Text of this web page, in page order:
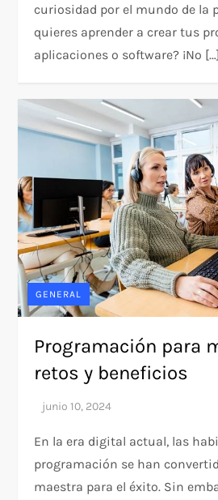
curiosidad por el mundo de la
quieres aprender a crear tus
aplicaciones o software? ¡No […]
GENERAL
Programación para
retos y beneficios
En la era digital actual, las
programación se han
maestra para el éxito. Sin